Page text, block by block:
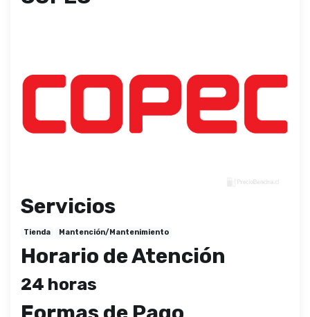
Servicios
Tienda Mantención/Mantenimiento
Horario de Atención
24 horas